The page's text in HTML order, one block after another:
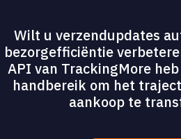
Wilt u verzendupdates
bezorgefficiëntie
API van TrackingMore
handbereik om het
aankoop te